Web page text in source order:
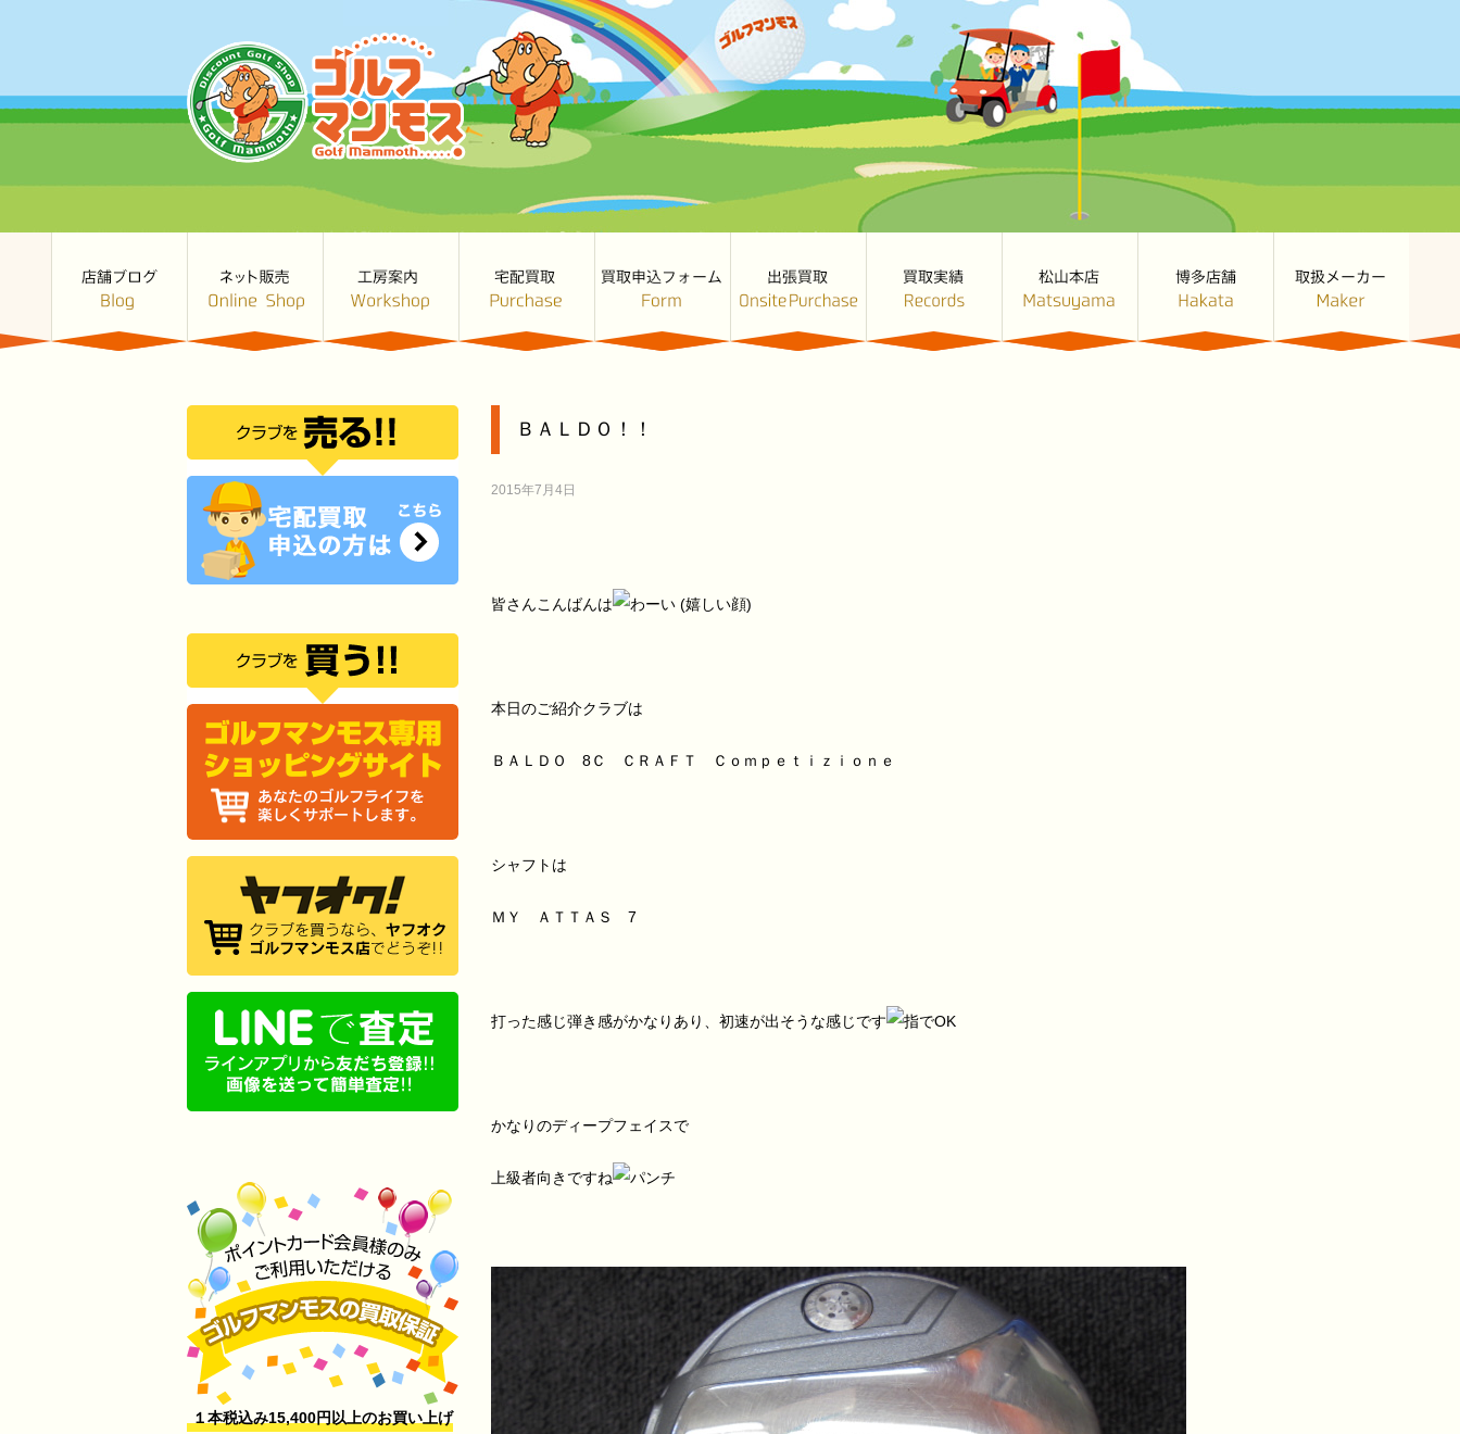
ＢＡＬＤＯ！！
2015年7月4日
皆さんこんばんは
本日のご紹介クラブは
ＢＡＬＤＯ 8Ｃ ＣＲＡＦＴ Ｃｏｍｐｅｔｉｚｉｏｎｅ
シャフトは
ＭＹ ＡＴＴＡＳ 7
打った感じ弾き感がかなりあり、初速が出そうな感じです
かなりのディープフェイスで
上級者向きですね
１本税込み15,400円以上のお買い上げ